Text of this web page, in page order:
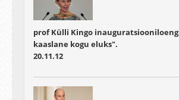
prof Külli Kingo
kaaslane kogu eluks".
20.11.12